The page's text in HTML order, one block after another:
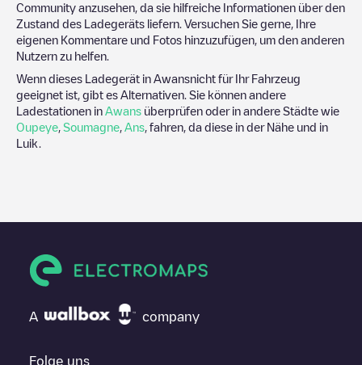
Community anzusehen, da sie hilfreiche Informationen über den
Zustand des Ladegeräts liefern. Versuchen Sie gerne, Ihre
eigenen Kommentare und Fotos hinzuzufügen, um den anderen
Nutzern zu helfen.
Wenn dieses Ladegerät in Awansnicht für Ihr Fahrzeug
geeignet ist, gibt es Alternativen. Sie können andere
Ladestationen in Awans überprüfen oder in andere Städte wie
Oupeye Soumagne Ans , fahren, da diese in der Nähe und in
Luik
A company
Folge uns